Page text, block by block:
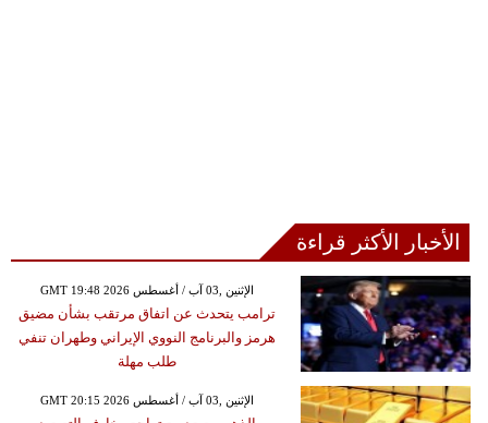
الأخبار الأكثر قراءة
GMT 19:48 2026 الإثنين ,03 آب / أغسطس
ترامب يتحدث عن اتفاق مرتقب بشأن مضيق
هرمز والبرنامج النووي الإيراني وطهران تنفي
طلب مهلة
GMT 20:15 2026 الإثنين ,03 آب / أغسطس